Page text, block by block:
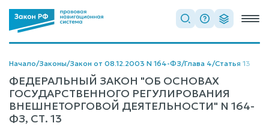
Начало/Законы/Закон от 08.12.2003 N 164-ФЗ/Глава 4/Статья 13
ФЕДЕРАЛЬНЫЙ ЗАКОН "ОБ ОСНОВАХ
ГОСУДАРСТВЕННОГО РЕГУЛИРОВАНИЯ
ВНЕШНЕТОРГОВОЙ ДЕЯТЕЛЬНОСТИ" N 164-
ФЗ, СТ. 13